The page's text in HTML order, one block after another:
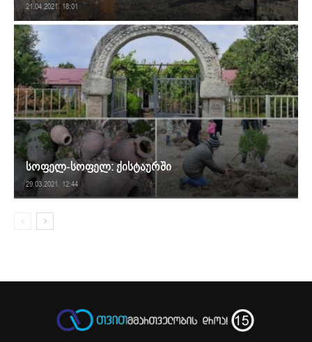
21.04.2021. 18:01
სოფელ-სოფელ: ქისტაურში
29.03.2021. 12:44